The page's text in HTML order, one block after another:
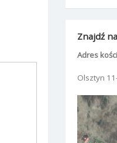
Znajdź
Adres
Olsztyn